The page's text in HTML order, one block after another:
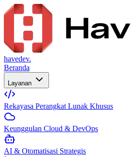
havedev.
Beranda
Layanan
Rekayasa Perangkat Lunak Khusus
Keunggulan Cloud & DevOps
AI & Otomatisasi Strategis